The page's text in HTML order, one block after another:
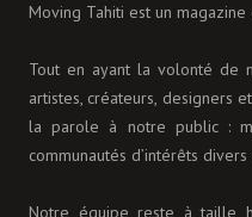
Moving Tahiti est un
Tout en ayant la volonté de
artistes, créateurs, designers
la parole à notre public :
communautés d’intérêts
Notre équipe reste à taille